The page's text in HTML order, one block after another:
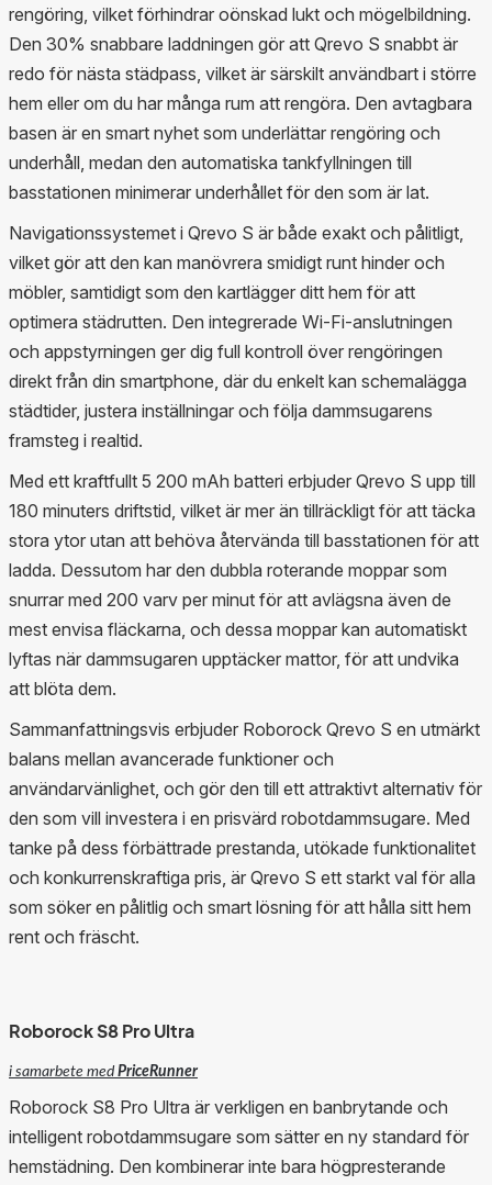
rengöring, vilket förhindrar oönskad lukt och mögelbildning.
Den 30% snabbare laddningen gör att Qrevo S snabbt är
redo för nästa städpass, vilket är särskilt användbart i större
hem eller om du har många rum att rengöra. Den avtagbara
basen är en smart nyhet som underlättar rengöring och
underhåll, medan den automatiska tankfyllningen till
basstationen minimerar underhållet för den som är lat.
Navigationssystemet i Qrevo S är både exakt och pålitligt,
vilket gör att den kan manövrera smidigt runt hinder och
möbler, samtidigt som den kartlägger ditt hem för att
optimera städrutten. Den integrerade Wi-Fi-anslutningen
och appstyrningen ger dig full kontroll över rengöringen
direkt från din smartphone, där du enkelt kan schemalägga
städtider, justera inställningar och följa dammsugarens
framsteg i realtid.
Med ett kraftfullt 5 200 mAh batteri erbjuder Qrevo S upp till
180 minuters driftstid, vilket är mer än tillräckligt för att täcka
stora ytor utan att behöva återvända till basstationen för att
ladda. Dessutom har den dubbla roterande moppar som
snurrar med 200 varv per minut för att avlägsna även de
mest envisa fläckarna, och dessa moppar kan automatiskt
lyftas när dammsugaren upptäcker mattor, för att undvika
att blöta dem.
Sammanfattningsvis erbjuder Roborock Qrevo S en utmärkt
balans mellan avancerade funktioner och
användarvänlighet, och gör den till ett attraktivt alternativ för
den som vill investera i en prisvärd robotdammsugare. Med
tanke på dess förbättrade prestanda, utökade funktionalitet
och konkurrenskraftiga pris, är Qrevo S ett starkt val för alla
som söker en pålitlig och smart lösning för att hålla sitt hem
rent och fräscht.
Roborock S8 Pro Ultra
i samarbete medPriceRunner
Roborock S8 Pro Ultra är verkligen en banbrytande och
intelligent robotdammsugare som sätter en ny standard för
hemstädning. Den kombinerar inte bara högpresterande